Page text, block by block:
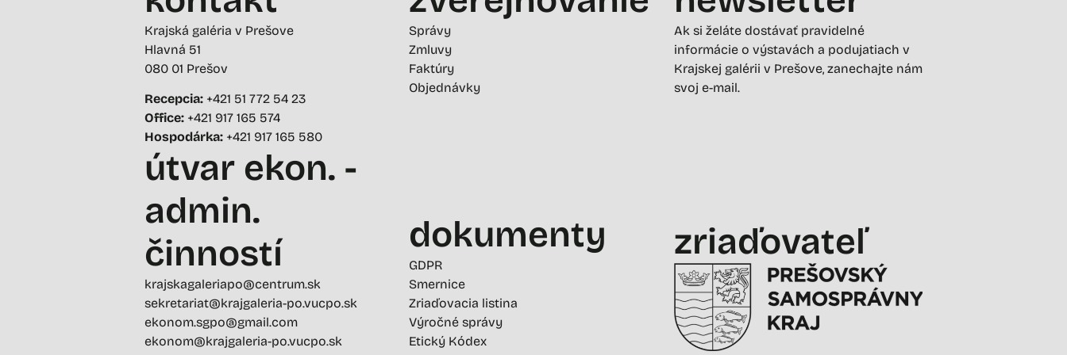
Krajská galéria v Prešove
Hlavná 51
080 01 Prešov
Recepcia: +421 51 772 54 23
Office: +421 917 165 574
Hospodárka: +421 917 165 580
útvar ekon. -
admin.
činností
krajskagaleriapo@centrum.sk
sekretariat@krajgaleria-po.vucpo.sk
ekonom.sgpo@gmail.com
ekonom@krajgaleria-po.vucpo.sk
Správy
Zmluvy
Faktúry
Objednávky
dokumenty
GDPR
Smernice
Zriaďovacia listina
Výročné správy
Etický Kódex
Ak si želáte dostávať pravidelné
informácie o výstavách a podujatiach v
Krajskej galérii v Prešove, zanechajte nám
svoj e-mail.
zriaďovateľ